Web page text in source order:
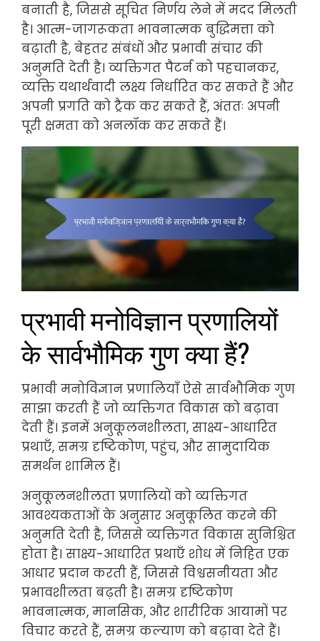
बनाती है, जिससे सूचित निर्णय लेने में मदद मिलती
है। आत्म-जागरूकता भावनात्मक बुद्धिमत्ता को
बढ़ाती है, बेहतर संबंधों और प्रभावी संचार की
अनुमति देती है। व्यक्तिगत पैटर्न को पहचानकर,
व्यक्ति यथार्थवादी लक्ष्य निर्धारित कर सकते हैं और
अपनी प्रगति को ट्रैक कर सकते हैं, अंततः अपनी
पूरी क्षमता को अनलॉक कर सकते हैं।
प्रभावी मनोविज्ञान प्रणालियों
के सार्वभौमिक गुण क्या हैं?
प्रभावी मनोविज्ञान प्रणालियाँ ऐसे सार्वभौमिक गुण
साझा करती हैं जो व्यक्तिगत विकास को बढ़ावा
देती हैं। इनमें अनुकूलनशीलता, साक्ष्य-आधारित
प्रथाएँ, समग्र दृष्टिकोण, पहुंच, और सामुदायिक
समर्थन शामिल हैं।
अनुकूलनशीलता प्रणालियों को व्यक्तिगत
आवश्यकताओं के अनुसार अनुकूलित करने की
अनुमति देती है, जिससे व्यक्तिगत विकास सुनिश्चित
होता है। साक्ष्य-आधारित प्रथाएँ शोध में निहित एक
आधार प्रदान करती हैं, जिससे विश्वसनीयता और
प्रभावशीलता बढ़ती है। समग्र दृष्टिकोण
भावनात्मक, मानसिक, और शारीरिक आयामों पर
विचार करते हैं, समग्र कल्याण को बढ़ावा देते हैं।